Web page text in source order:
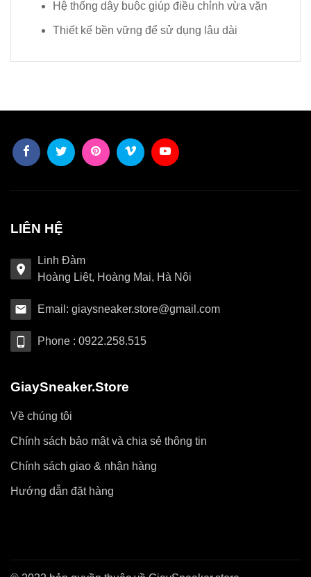
Hệ thống dây buộc giúp điều chỉnh vừa vặn
Thiết kế bền vững để sử dụng lâu dài
LIÊN HỆ
Linh Đàm
Hoàng Liệt, Hoàng Mai, Hà Nội
Email: giaysneaker.store@gmail.com
Phone : 0922.258.515
GiaySneaker.Store
Về chúng tôi
Chính sách bảo mật và chia sẻ thông tin
Chính sách giao & nhận hàng
Hướng dẫn đặt hàng